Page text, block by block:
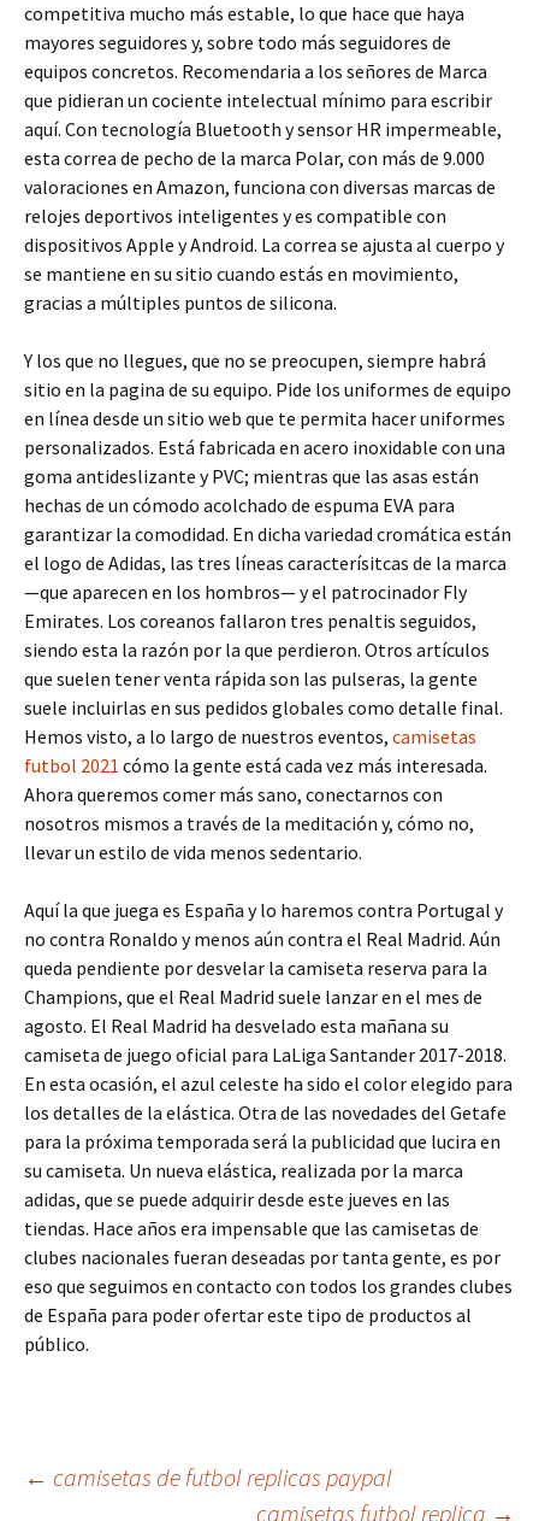
competitiva mucho más estable, lo que hace que haya
mayores seguidores y, sobre todo más seguidores de
equipos concretos. Recomendaria a los señores de Marca
que pidieran un cociente intelectual mínimo para escribir
aquí. Con tecnología Bluetooth y sensor HR impermeable,
esta correa de pecho de la marca Polar, con más de 9.000
valoraciones en Amazon, funciona con diversas marcas de
relojes deportivos inteligentes y es compatible con
dispositivos Apple y Android. La correa se ajusta al cuerpo y
se mantiene en su sitio cuando estás en movimiento,
gracias a múltiples puntos de silicona.
Y los que no llegues, que no se preocupen, siempre habrá
sitio en la pagina de su equipo. Pide los uniformes de equipo
en línea desde un sitio web que te permita hacer uniformes
personalizados. Está fabricada en acero inoxidable con una
goma antideslizante y PVC; mientras que las asas están
hechas de un cómodo acolchado de espuma EVA para
garantizar la comodidad. En dicha variedad cromática están
el logo de Adidas, las tres líneas caracterísitcas de la marca
—que aparecen en los hombros— y el patrocinador Fly
Emirates. Los coreanos fallaron tres penaltis seguidos,
siendo esta la razón por la que perdieron. Otros artículos
que suelen tener venta rápida son las pulseras, la gente
suele incluirlas en sus pedidos globales como detalle final.
Hemos visto, a lo largo de nuestros eventos, camisetas
futbol 2021 cómo la gente está cada vez más interesada.
Ahora queremos comer más sano, conectarnos con
nosotros mismos a través de la meditación y, cómo no,
llevar un estilo de vida menos sedentario.
Aquí la que juega es España y lo haremos contra Portugal y
no contra Ronaldo y menos aún contra el Real Madrid. Aún
queda pendiente por desvelar la camiseta reserva para la
Champions, que el Real Madrid suele lanzar en el mes de
agosto. El Real Madrid ha desvelado esta mañana su
camiseta de juego oficial para LaLiga Santander 2017-2018.
En esta ocasión, el azul celeste ha sido el color elegido para
los detalles de la elástica. Otra de las novedades del Getafe
para la próxima temporada será la publicidad que lucira en
su camiseta. Un nueva elástica, realizada por la marca
adidas, que se puede adquirir desde este jueves en las
tiendas. Hace años era impensable que las camisetas de
clubes nacionales fueran deseadas por tanta gente, es por
eso que seguimos en contacto con todos los grandes clubes
de España para poder ofertar este tipo de productos al
público.
Navegación
← camisetas de futbol replicas paypal
camisetas futbol replica →